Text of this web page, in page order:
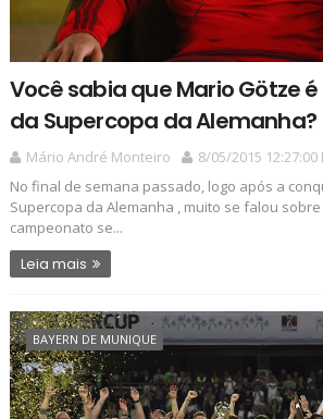
Você sabia que Mario Götze
da Supercopa da Alemanha?
Mário André Monteiro
8/05/2015 12:27:00
No final de semana passado, logo após a
Supercopa da Alemanha , muito se falou
campeonato se...
Leia mais
BAYERN DE MUNIQUE